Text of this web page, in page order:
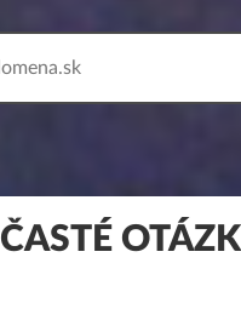
ČASTÉ